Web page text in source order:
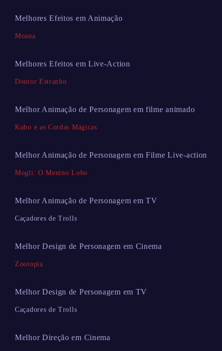
Melhores Efeitos em Animação
Moana
Melhores Efeitos em Live-Action
Doutor Estranho
Melhor Animação de Personagem em filme animado
Kubo e as Cordas Mágicas
Melhor Animação de Personagem em Filme Live-action
Mogli: O Menino Lobo
Melhor Animação de Personagem em TV
Caçadores de Trolls
Melhor Design de Personagem em Cinema
Zootopia
Melhor Design de Personagem em TV
Caçadores de Trolls
Melhor Direção em Cinema